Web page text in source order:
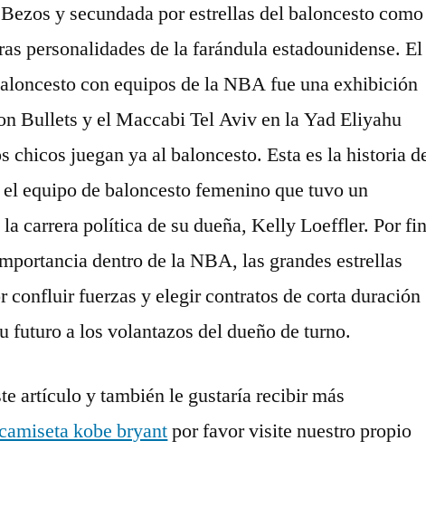
y secundada por estrellas del baloncesto como
personalidades de la farándula estadounidense. El
con equipos de la NBA fue una exhibición
Bullets y el Maccabi Tel Aviv en la Yad Eliyahu
chicos juegan ya al baloncesto. Esta es la historia
equipo de baloncesto femenino que tuvo un
la carrera política de su dueña, Kelly Loeffler. Por fin
dentro de la NBA, las grandes estrellas
confluir fuerzas y elegir contratos de corta duración
futuro a los volantazos del dueño de turno.
artículo y también le gustaría recibir más
kobe bryantpor favor visite nuestro propio